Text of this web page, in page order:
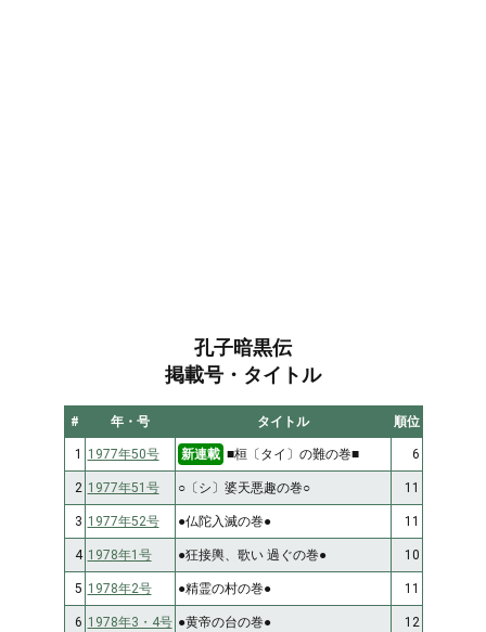
孔子暗黒伝
掲載号・タイトル
# 年・号 タイトル 順位
1 1977年50号 新連載 ■桓〔タイ〕の難の巻■ 6
2 1977年51号 ○〔シ〕婆天悪趣の巻○ 11
3 1977年52号 ●仏陀入滅の巻● 11
4 1978年1号 ●狂接輿、歌い 過ぐの巻● 10
5 1978年2号 ●精霊の村の巻● 11
6 1978年3・4号 ●黄帝の台の巻● 12